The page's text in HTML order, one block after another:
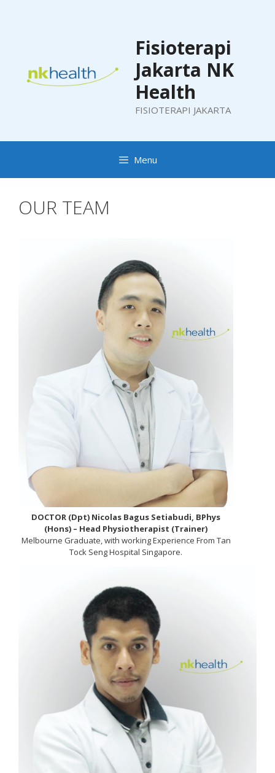
Fisioterapi
Jakarta NK
Health
FISIOTERAPI JAKARTA
Menu
OUR TEAM
DOCTOR (Dpt) Nicolas Bagus Setiabudi, BPhys
(Hons) – Head Physiotherapist (Trainer)
Melbourne Graduate, with working Experience From Tan
Tock Seng Hospital Singapore.